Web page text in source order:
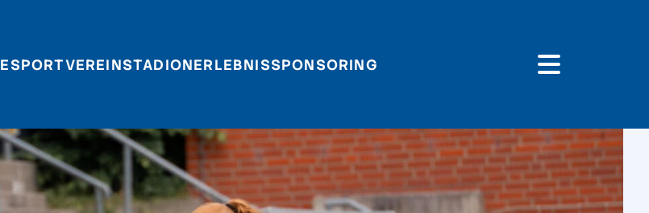
ESPORTVEREINSTADIONERLEBNISSPONSORING